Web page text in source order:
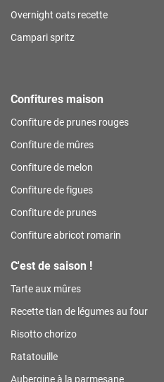
Overnight oats recette
Campari spritz
Confitures maison
Confiture de prunes rouges
Confiture de mûres
Confiture de melon
Confiture de figues
Confiture de prunes
Confiture abricot romarin
C'est de saison !
Tarte aux mûres
Recette tian de légumes au four
Risotto chorizo
Ratatouille
Aubergine à la parmesane